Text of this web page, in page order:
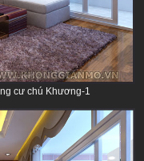
cư chú Khương-1